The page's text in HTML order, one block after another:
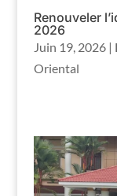
Renouveler
2026
Juin 19, 2026|
Oriental